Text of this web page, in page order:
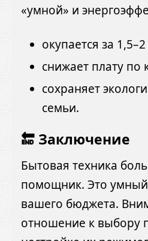
«умной» и
окупается за
снижает плату по
сохраняет
семьи.
🔚 Заключение
Бытовая техника
помощник. Это
вашего бюджета.
отношение к выбору